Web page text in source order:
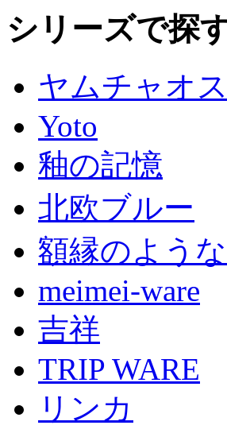
シリーズで探
ヤムチャオス
Yoto
釉の記憶
北欧ブルー
額縁のよう
meimei-ware
吉祥
TRIP WARE
リンカ